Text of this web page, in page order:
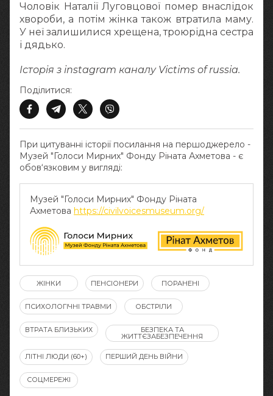
Чоловік Наталії Луговцової помер внаслідок
хвороби, а потім жінка також втратила маму.
У неї залишилися хрещена, троюрідна сестра
і дядько.
Історія з instagram каналу Victims of russia.
При цитуванні історії посилання на першоджерело -
Музей "Голоси Мирних" Фонду Ріната Ахметова - є
обов‘язковим у вигляді:
Музей "Голоси Мирних" Фонду Ріната
Ахметова https://civilvoicesmuseum.org/
Поділитися:
ЖІНКИ ПЕНСІОНЕРИ ПОРАНЕНІ
ПСИХОЛОГІЧНІ ТРАВМИ ОБСТРІЛИ
ВТРАТА БЛИЗЬКИХ БЕЗПЕКА ТА
ЖИТТЄЗАБЕЗПЕЧЕННЯ
ЛІТНІ ЛЮДИ (60+) ПЕРШИЙ ДЕНЬ ВІЙНИ
СОЦМЕРЕЖІ